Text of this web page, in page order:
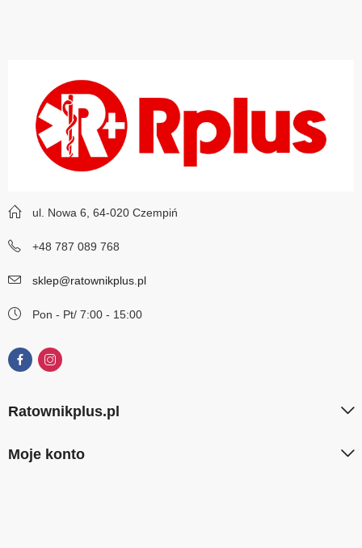
ul. Nowa 6, 64-020 Czempiń
+48 787 089 768
sklep@ratownikplus.pl
Pon - Pt/ 7:00 - 15:00
Ratownikplus.pl
Moje konto